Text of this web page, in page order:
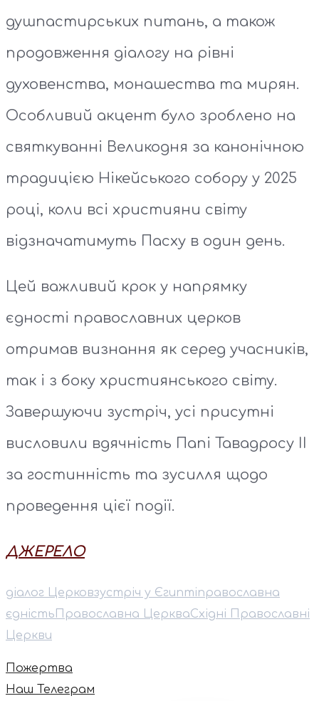
душпастирських питань, а також
продовження діалогу на рівні
духовенства, монашества та мирян.
Особливий акцент було зроблено на
святкуванні Великодня за канонічною
традицією Нікейського собору у 2025
році, коли всі християни світу
відзначатимуть Пасху в один день.
Цей важливий крок у напрямку
єдності православних церков
отримав визнання як серед учасників,
так і з боку християнського світу.
Завершуючи зустріч, усі присутні
висловили вдячність Папі Тавадросу ІІ
за гостинність та зусилля щодо
проведення цієї події.
ДЖЕРЕЛО
діалог Церковзустріч у Єгиптіправославна
єдність Православна ЦеркваСхідні Православні
Церкви
Пожертва
Наш Телеграм